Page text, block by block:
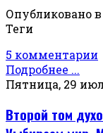
Опубликовано в
Теги
5 комментарии
Подробнее ...
Пятница, 29
Второй том